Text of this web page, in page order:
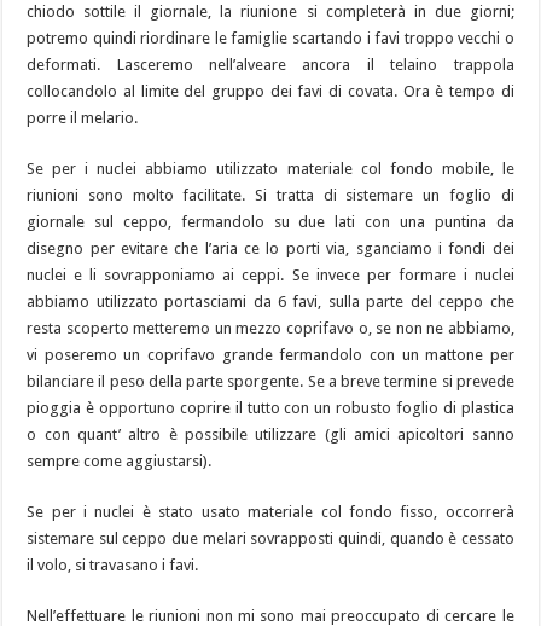
chiodo sottile il giornale, la riunione si completerà in due giorni;
potremo quindi riordinare le famiglie scartando i favi troppo vecchi o
deformati. Lasceremo nell’alveare ancora il telaino trappola
collocandolo al limite del gruppo dei favi di covata. Ora è tempo di
porre il melario.
Se per i nuclei abbiamo utilizzato materiale col fondo mobile, le
riunioni sono molto facilitate. Si tratta di sistemare un foglio di
giornale sul ceppo, fermandolo su due lati con una puntina da
disegno per evitare che l’aria ce lo porti via, sganciamo i fondi dei
nuclei e li sovrapponiamo ai ceppi. Se invece per formare i nuclei
abbiamo utilizzato portasciami da 6 favi, sulla parte del ceppo che
resta scoperto metteremo un mezzo coprifavo o, se non ne abbiamo,
vi poseremo un coprifavo grande fermandolo con un mattone per
bilanciare il peso della parte sporgente. Se a breve termine si prevede
pioggia è opportuno coprire il tutto con un robusto foglio di plastica
o con quant’ altro è possibile utilizzare (gli amici apicoltori sanno
sempre come aggiustarsi).
Se per i nuclei è stato usato materiale col fondo fisso, occorrerà
sistemare sul ceppo due melari sovrapposti quindi, quando è cessato
il volo, si travasano i favi.
Nell’effettuare le riunioni non mi sono mai preoccupato di cercare le